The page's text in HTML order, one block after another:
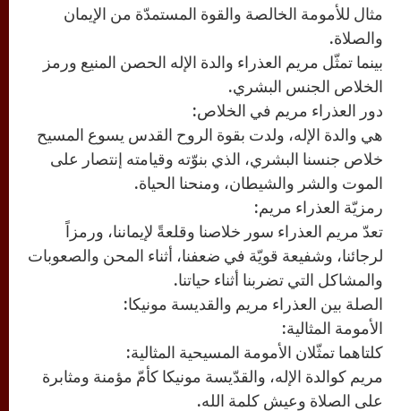
مثال للأمومة الخالصة والقوة المستمدّة من الإيمان
والصلاة.
بينما تمثّل مريم العذراء والدة الإله الحصن المنيع ورمز
الخلاص الجنس البشري.
دور العذراء مريم في الخلاص:
هي والدة الإله، ولدت بقوة الروح القدس يسوع المسيح
خلاص جنسنا البشري، الذي بنوّته وقيامته إنتصار على
الموت والشر والشيطان، ومنحنا الحياة.
رمزيّة العذراء مريم:
تعدّ مريم العذراء سور خلاصنا وقلعةً لإيماننا، ورمزاً
لرجائنا، وشفيعة قويّة في ضعفنا، أثناء المحن والصعوبات
والمشاكل التي تضربنا أثناء حياتنا.
الصلة بين العذراء مريم والقديسة مونيكا:
الأمومة المثالية:
كلتاهما تمثّلان الأمومة المسيحية المثالية:
مريم كوالدة الإله، والقدّيسة مونيكا كأمّ مؤمنة ومثابرة
على الصلاة وعيش كلمة الله.